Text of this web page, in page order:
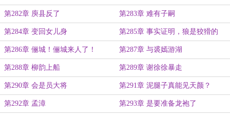
第282章 庾县反了 第283章 难有子嗣
第284章 变回女儿身 第285章 事实证明，狼是狡猾的
第286章 俪城！俪城来人了！ 第287章 与裘嫣游湖
第288章 柳韵上船 第289章 谢徐徐暴走
第290章 会是员大将 第291章 泥腿子真能见天颜？
第292章 孟漳 第293章 是要准备龙袍了